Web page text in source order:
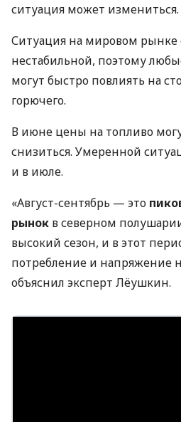
ситуация может измениться.
Ситуация на мировом рынке
нестабильной, поэтому
могут быстро повлиять на
горючего.
В июне цены на топливо
снизиться. Умеренной
и в июле.
«Август-сентябрь — это
рынок в северном
высокий сезон, и в этот
потребление и напряжение
объяснил эксперт Лёушкин.